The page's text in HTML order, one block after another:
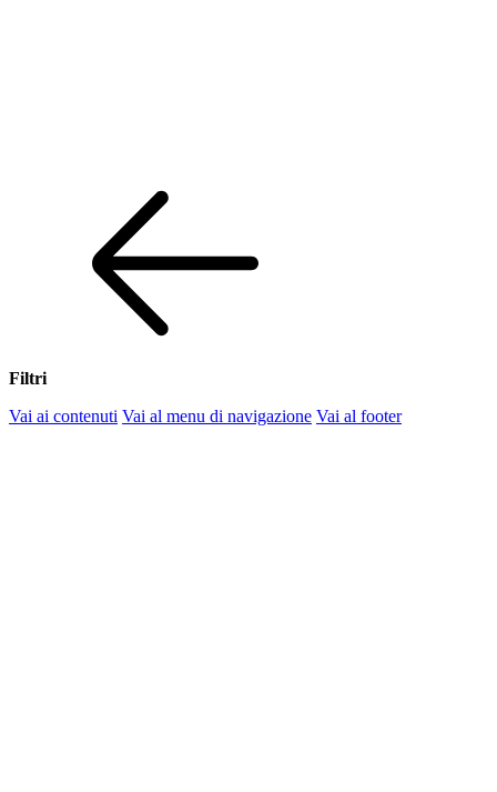
Filtri
Vai ai contenuti Vai al menu di navigazione Vai al footer